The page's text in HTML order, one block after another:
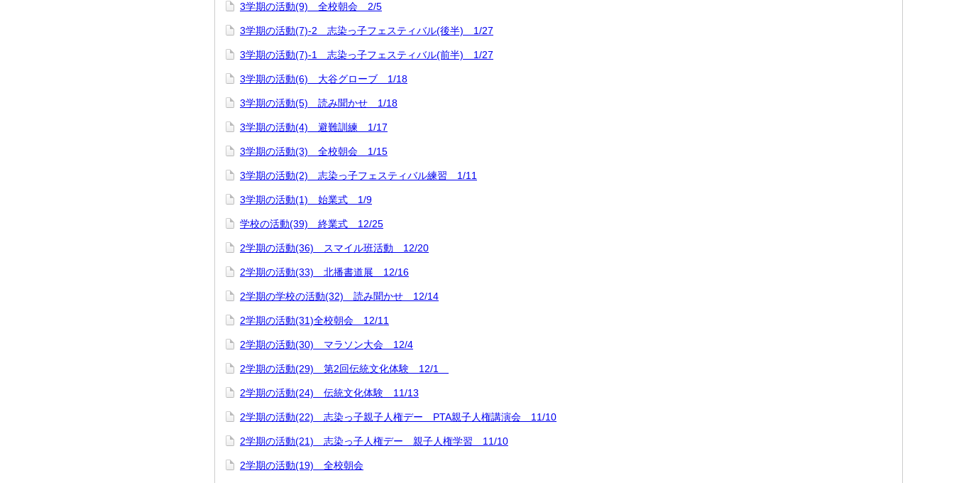
3学期の活動(9) 全校朝会 2/5
3学期の活動(7)-2 志染っ子フェスティバル(後半) 1/27
3学期の活動(7)-1 志染っ子フェスティバル(前半) 1/27
3学期の活動(6) 大谷グローブ 1/18
3学期の活動(5) 読み聞かせ 1/18
3学期の活動(4) 避難訓練 1/17
3学期の活動(3) 全校朝会 1/15
3学期の活動(2) 志染っ子フェスティバル練習 1/11
3学期の活動(1) 始業式 1/9
学校の活動(39) 終業式 12/25
2学期の活動(36) スマイル班活動 12/20
2学期の活動(33) 北播書道展 12/16
2学期の学校の活動(32) 読み聞かせ 12/14
2学期の活動(31)全校朝会 12/11
2学期の活動(30) マラソン大会 12/4
2学期の活動(29) 第2回伝統文化体験 12/1
2学期の活動(24) 伝統文化体験 11/13
2学期の活動(22) 志染っ子親子人権デー PTA親子人権講演会 11/10
2学期の活動(21) 志染っ子人権デー 親子人権学習 11/10
2学期の活動(19) 全校朝会